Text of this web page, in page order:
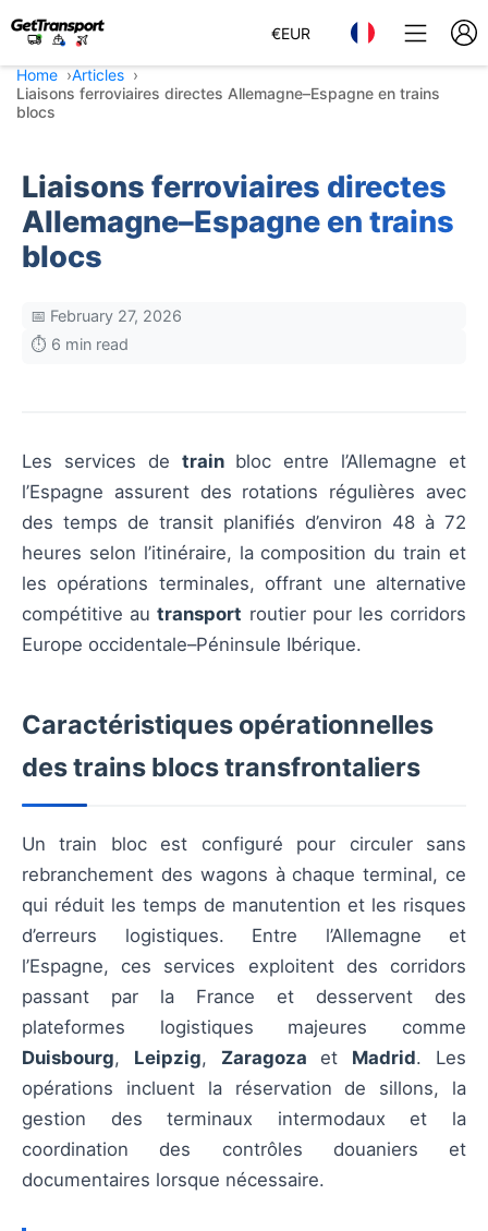
€EUR
Home
Articles
Liaisons ferroviaires directes Allemagne–Espagne en trains
blocs
Liaisons ferroviaires directes
Allemagne–Espagne en trains
blocs
📅 February 27, 2026
⏱️ 6 min read
Les services de trainbloc entre l’Allemagne et
l’Espagne assurent des rotations régulières avec
des temps de transit planifiés d’environ 48 à 72
heures selon l’itinéraire, la composition du train et
les opérations terminales, offrant une alternative
compétitive autransport routier pour les corridors
Europe occidentale–Péninsule Ibérique.
Caractéristiques opérationnelles
des trains blocs transfrontaliers
Un train bloc est configuré pour circuler sans
rebranchement des wagons à chaque terminal, ce
qui réduit les temps de manutention et les risques
d’erreurs logistiques. Entre l’Allemagne et
l’Espagne, ces services exploitent des corridors
passant par la France et desservent des
plateformes logistiques majeures comme
Duisbourg, Leipzig, Zaragoza et Madrid. Les
opérations incluent la réservation de sillons, la
gestion des terminaux intermodaux et la
coordination des contrôles douaniers et
documentaires lorsque nécessaire.